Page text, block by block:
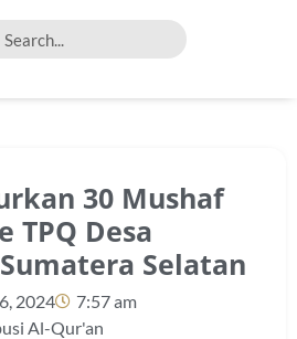
30 Mushaf
TPQ Desa
Selatan
2024
7:57 am
Al-Qur'an